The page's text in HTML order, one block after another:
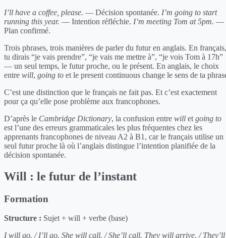
I’ll have a coffee, please. — Décision spontanée. I’m going to start
running this year. — Intention réfléchie. I’m meeting Tom at 5pm. —
Plan confirmé.
Trois phrases, trois manières de parler du futur en anglais. En français,
tu dirais “je vais prendre”, “je vais me mettre à”, “je vois Tom à 17h”
— un seul temps, le futur proche, ou le présent. En anglais, le choix
entre will, going to et le present continuous change le sens de ta
C’est une distinction que le français ne fait pas. Et c’est exactement
pour ça qu’elle pose problème aux francophones.
D’après le Cambridge Dictionary, la confusion entre will et going to
est l’une des erreurs grammaticales les plus fréquentes chez les
apprenants francophones de niveau A2 à B1, car le français utilise un
seul futur proche là où l’anglais distingue l’intention planifiée de la
décision spontanée.
Will : le futur de l’instant
Formation
Structure : Sujet + will + verbe (base)
I will go. / I’ll go. She will call. / She’ll call. They will arrive. / They’ll